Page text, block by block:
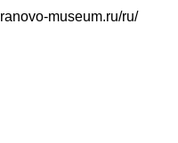
museum.ru/ru/